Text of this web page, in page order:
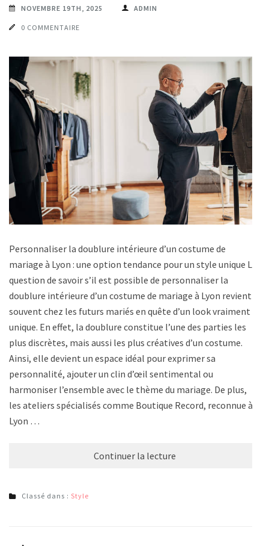
NOVEMBRE 19TH, 2025 ADMIN
0 COMMENTAIRE
Personnaliser la doublure intérieure d’un costume de
mariage à Lyon : une option tendance pour un style unique La
question de savoir s’il est possible de personnaliser la
doublure intérieure d’un costume de mariage à Lyon revient
souvent chez les futurs mariés en quête d’un look vraiment
unique. En effet, la doublure constitue l’une des parties les
plus discrètes, mais aussi les plus créatives d’un costume.
Ainsi, elle devient un espace idéal pour exprimer sa
personnalité, ajouter un clin d’œil sentimental ou
harmoniser l’ensemble avec le thème du mariage. De plus,
les ateliers spécialisés comme Boutique Record, reconnue à
Lyon …
Continuer la lecture
Classé dans : Style